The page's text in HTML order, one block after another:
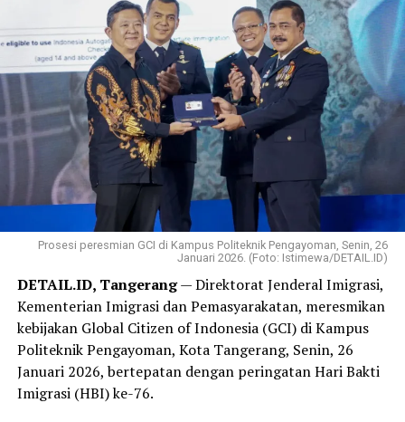
Prosesi peresmian GCI di Kampus Politeknik Pengayoman, Senin, 26
Januari 2026. (Foto: Istimewa/DETAIL.ID)
DETAIL.ID, Tangerang— Direktorat Jenderal Imigrasi,
Kementerian Imigrasi dan Pemasyarakatan, meresmikan
kebijakan Global Citizen of Indonesia (GCI) di Kampus
Politeknik Pengayoman, Kota Tangerang, Senin, 26
Januari 2026, bertepatan dengan peringatan Hari Bakti
Imigrasi (HBI) ke-76.